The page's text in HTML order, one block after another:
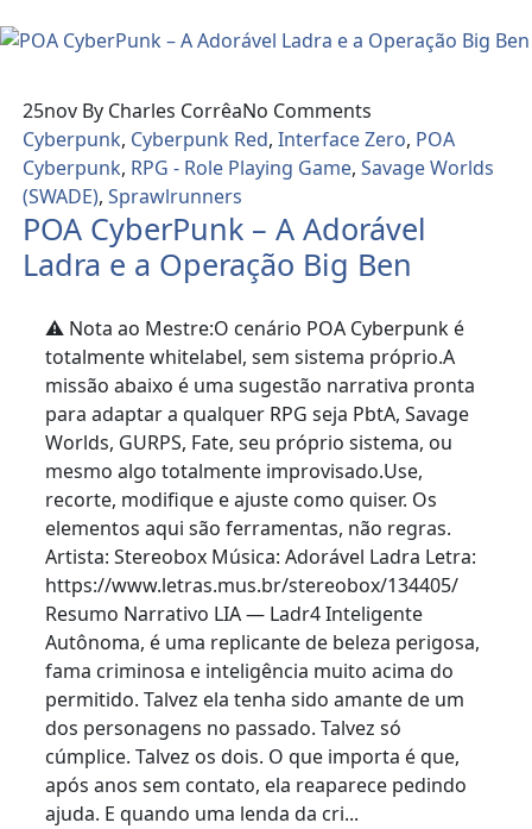
25nov By Charles CorrêaNo Comments
Cyberpunk, Cyberpunk Red,Interface Zero, POA
Cyberpunk, RPG - Role Playing Game,Savage Worlds
(SWADE),Sprawlrunners
POA CyberPunk – A Adorável
Ladra e a Operação Big Ben
⚠️ Nota ao Mestre:O cenário POA Cyberpunk é
totalmente whitelabel, sem sistema próprio.A
missão abaixo é uma sugestão narrativa pronta
para adaptar a qualquer RPG seja PbtA, Savage
Worlds, GURPS, Fate, seu próprio sistema, ou
mesmo algo totalmente improvisado.Use,
recorte, modifique e ajuste como quiser. Os
elementos aqui são ferramentas, não regras.
Artista: Stereobox Música: Adorável Ladra Letra:
https://www.letras.mus.br/stereobox/134405/
Resumo Narrativo LIA — Ladr4 Inteligente
Autônoma, é uma replicante de beleza perigosa,
fama criminosa e inteligência muito acima do
permitido. Talvez ela tenha sido amante de um
dos personagens no passado. Talvez só
cúmplice. Talvez os dois. O que importa é que,
após anos sem contato, ela reaparece pedindo
ajuda. E quando uma lenda da cri...